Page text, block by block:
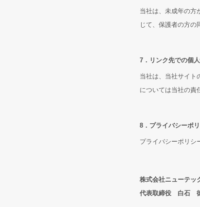
当社は、未成年の方
じて、保護者の方の
7．リンク先での個
当社は、当社サイト
については当社の責
8．プライバシーポ
プライバシーポリシ
株式会社ニューテッ
代表取締役 白石